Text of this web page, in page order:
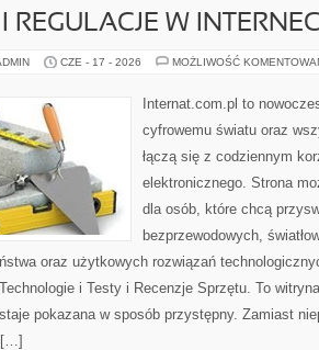
REGULACJE W
CZE - 17 - 2026 MOŻLIWOŚĆ
Internat.com.pl to
cyfrowemu światu oraz
łączą się z codziennym
elektronicznego. Strona
dla osób, które chcą
bezprzewodowych,
oraz użytkowych rozwiązań
i Testy i Recenzje Sprzętu. To
pokazana w sposób przystępny. Zamiast
[…]